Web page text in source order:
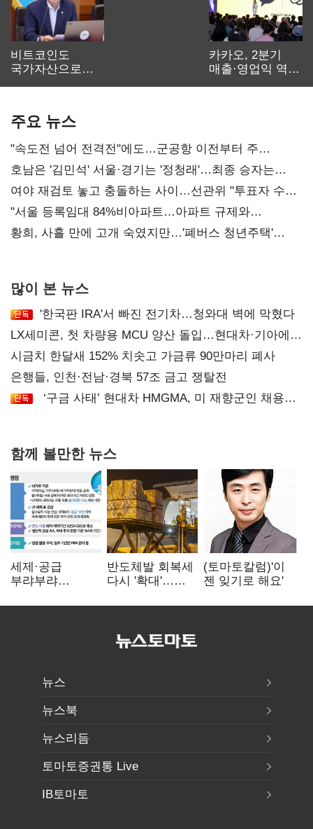
비트코인도
국가자산으로…'
카카오, 2분기
매출·영업익 역대
주요 뉴스
"속도전 넘어 전격전"에도…군공항 이전부터 주
52시간까지 '뇌관'
호남은 '김민석' 서울·경기는 '정청래'…최종 승자는
'안갯속'
여야 재검토 놓고 충돌하는 사이…선관위 "투표자 수
오차 당연"
"서울 등록임대 84%비아파트…아파트 규제와
달리해야"
황희, 사흘 만에 고개 숙였지만…'폐버스 청년주택'
많이 본 뉴스
'한국판 IRA'서 빠진 전기차…청와대 벽에 막혔다
LX세미콘, 첫 차량용 MCU 양산 돌입…현대차·기아에
공급
시금치 한달새 152% 치솟고 가금류 90만마리 폐사
은행들, 인천·전남·경북 57조 금고 쟁탈전
‘구금 사태’ 현대차 HMGMA, 미 재향군인 채용
함께 볼만한 뉴스
세제·공급
부랴부랴
김윤덕' 책임론
반도체발 회복세
다시 '확대'…
5.8% 반등
(토마토칼럼)'이
젠 잊기로 해요'
뉴스
뉴스북
뉴스리듬
토마토증권통 Live
IB토마토